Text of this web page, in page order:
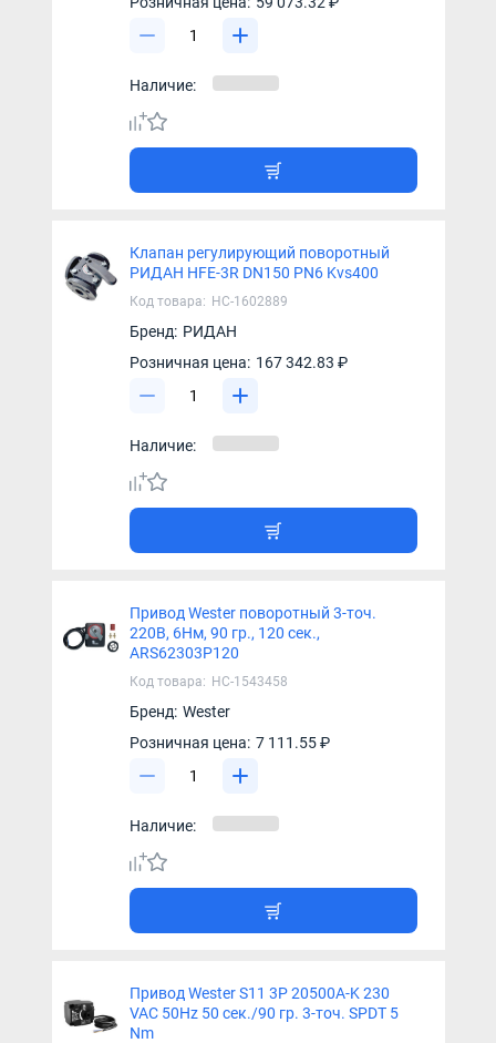
Наличие:
Клапан регулирующий поворотный
РИДАН HFE-3R DN150 PN6 Kvs400
Код товара: НС-1602889
Бренд: РИДАН
Розничная цена: 167 342.83 ₽
Наличие:
Привод Wester поворотный 3-точ.
220В, 6Нм, 90 гр., 120 сек.,
ARS62303P120
Код товара: НС-1543458
Бренд: Wester
Розничная цена: 7 111.55 ₽
Наличие:
Привод Wester S11 3P 20500A-K 230
VAC 50Hz 50 сек./90 гр. 3-точ. SPDT 5
Nm